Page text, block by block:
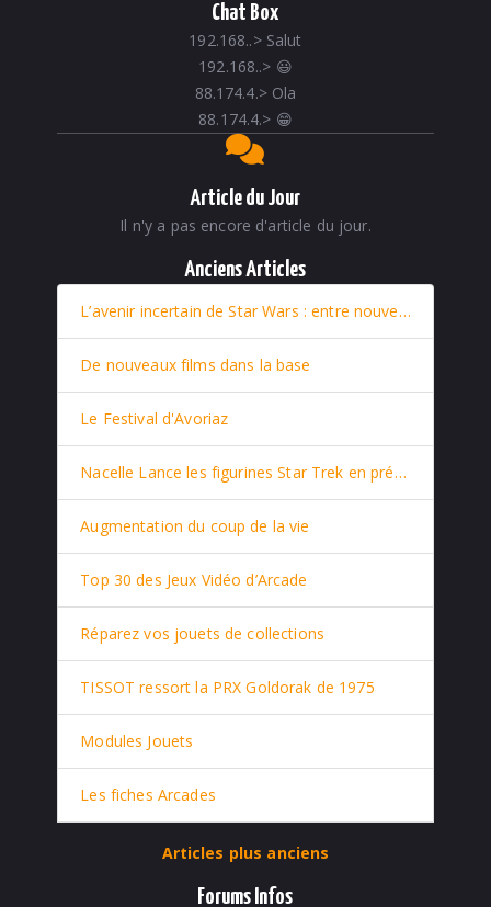
Chat Box
192.168..> Salut
192.168..> 😃
88.174.4.> Ola
88.174.4.> 😁
Article du Jour
Il n'y a pas encore d'article du jour.
Anciens Articles
L’avenir incertain de Star Wars : entre nouveaux films et retour stratégique de Rey
De nouveaux films dans la base
Le Festival d'Avoriaz
Nacelle Lance les figurines Star Trek en prévente
Augmentation du coup de la vie
Top 30 des Jeux Vidéo d’Arcade
Réparez vos jouets de collections
TISSOT ressort la PRX Goldorak de 1975
Modules Jouets
Les fiches Arcades
Articles plus anciens
Forums Infos